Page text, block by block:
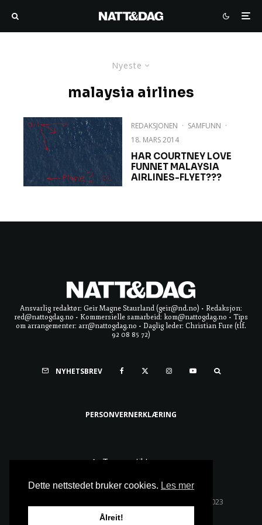
Nyeste
malaysia airlines
REDAKSJONEN · SAMFUNN ·
18. MARS 2014
HAR COURTNEY LOVE
FUNNET MALAYSIA
AIRLINES-FLYET???
Ansvarlig redaktør: Geir Magne Staurland (geir@nd.no) • Redaksjon:
red@nattogdag.no • Kommersielle samarbeid: kom@nattogdag.no • Tips
om arrangementer: arr@nattogdag.no • Daglig leder: Christian Fure (tlf.
92 08 85 72)
NYHETSBREV
PERSONVERNERKLÆRING
Ta meg til toppen
Alle rettigheter reservert • Copyright © Natt & Dag 2023
Dette nettstedet bruker cookies. Les mer
Ålreit!